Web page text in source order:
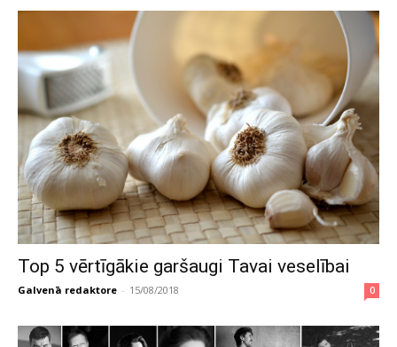
Top 5 vērtīgākie garšaugi Tavai veselībai
Galvenā redaktore - 15/08/2018 0